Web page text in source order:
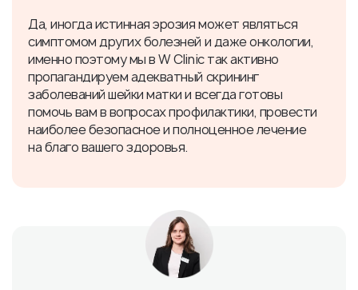
Да, иногда истинная эрозия может являться
симптомом других болезней и даже онкологии,
именно поэтому мы в W Cliniс так активно
пропагандируем адекватный скрининг
заболеваний шейки матки и всегда готовы
помочь вам в вопросах профилактики, провести
наиболее безопасное и полноценное лечение
на благо вашего здоровья.